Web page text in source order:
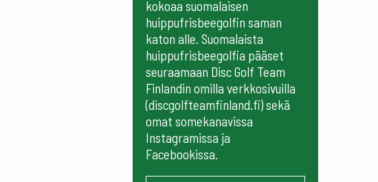
kokoaa suomalaisen
huippufrisbeegolfin saman
katon alle. Suomalaista
huippufrisbeegolfia pääset
seuraamaan Disc Golf Team
Finlandin omilla verkkosivuilla
(discgolfteamfinland.fi) sekä
omat somekanavissa
Instagramissa ja
Facebookissa.